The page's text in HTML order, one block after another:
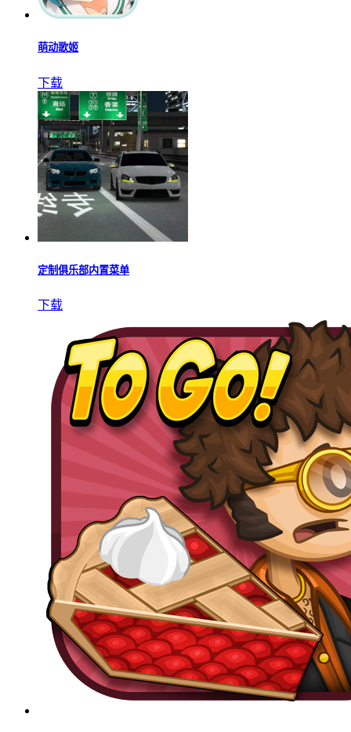
萌动歌姬
下载
定制俱乐部内置菜单
下载